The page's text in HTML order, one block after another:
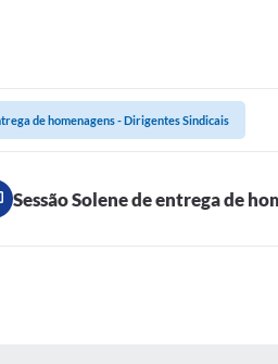
de homenagens - Dirigentes Sindicais
Sessão Solene de entrega de